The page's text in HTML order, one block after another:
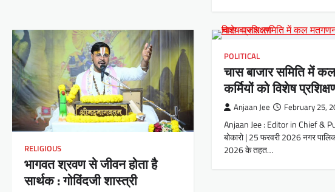
RELIGIOUS
भागवत श्रवण से जीवन होता है
सार्थक : गोविंदजी शास्त्री
POLITICAL
चास बाजार समिति में
कर्मियों को विशेष
Anjaan Jee February 25,
Anjaan Jee : Editor in Chief &
बोकारो | 25 फरवरी 2026 नगर
2026 के तहत…